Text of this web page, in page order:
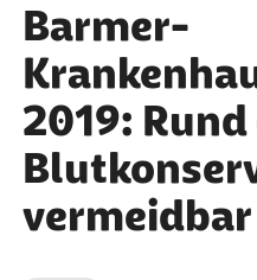
Barmer-
2019:
vermeidbar